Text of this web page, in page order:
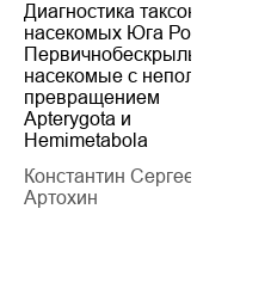
Диагностика таксонов
насекомых Юга России.
Первичнобескрылые и
насекомые с неполным
превращением
Apterygota и
Hemimetabola
Константин Сергеевич
Артохин